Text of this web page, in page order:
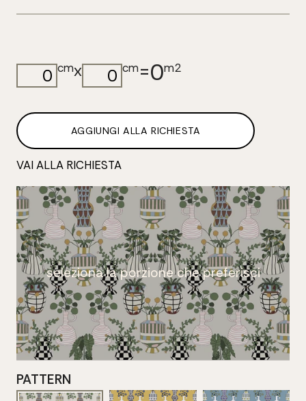
cmx cm=0m2
AGGIUNGI ALLA RICHIESTA
VAI ALLA RICHIESTA
PATTERN
seleziona la porzione che preferisci